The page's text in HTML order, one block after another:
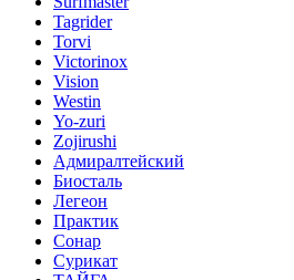
Tagrider
Torvi
Victorinox
Vision
Westin
Yo-zuri
Zojirushi
Адмиралтейский
Биосталь
Легеон
Практик
Сонар
Сурикат